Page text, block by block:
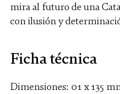
mira al futuro de una
con ilusión y
Ficha técnica
Dimensiones: 01 x 135